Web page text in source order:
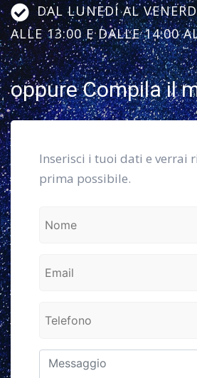
DAL LUNEDÍ AL
ALLE 13:00 E DALLE 14:00
oppure Compila il
Inserisci i tuoi dati e verrai
prima possibile.